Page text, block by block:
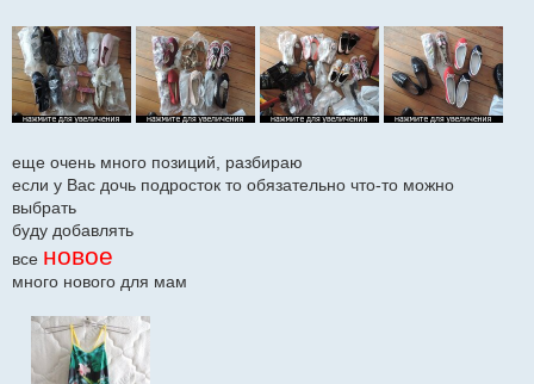
еще очень много позиций, разбираю
если у Вас дочь подросток то обязательно что-то можно
выбрать
буду добавлять
все новое
много нового для мам